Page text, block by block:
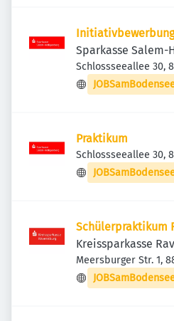
Initiativbewerbung
Sparkasse Salem-
Schlossseeallee 30,
Deutschland
Praktikum
Schlossseeallee 30,
Deutschland
Schülerpraktikum
Kreissparkasse
Meersburger Str. 1,
Deutschland